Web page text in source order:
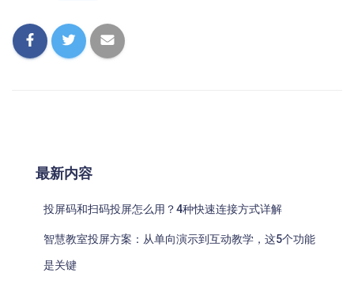
最新内容
投屏码和扫码投屏怎么用？4种快速连接方式详解
智慧教室投屏方案：从单向演示到互动教学，这5个功能
是关键